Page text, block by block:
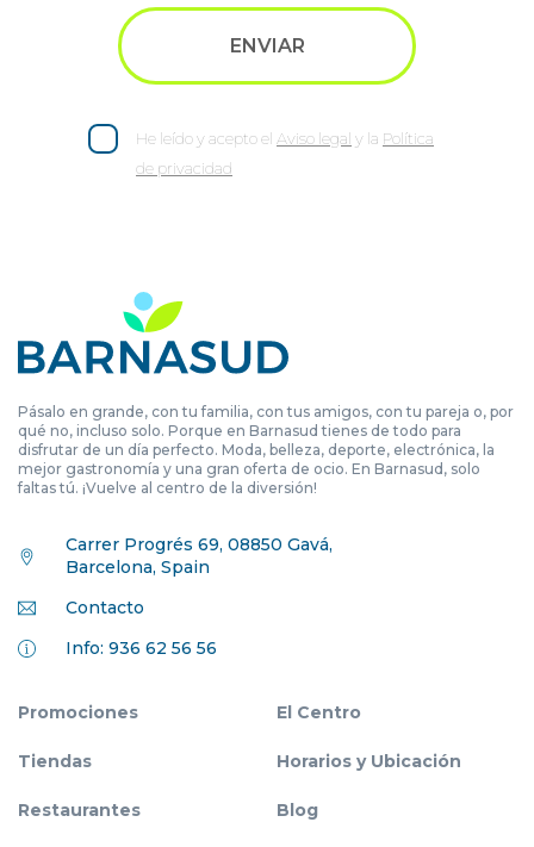
He leído y acepto el Aviso legal y la Política
de privacidad
Pásalo en grande, con tu familia, con tus amigos, con tu pareja o, por
qué no, incluso solo. Porque en Barnasud tienes de todo para
disfrutar de un día perfecto. Moda, belleza, deporte, electrónica, la
mejor gastronomía y una gran oferta de ocio. En Barnasud, solo
faltas tú. ¡Vuelve al centro de la diversión!
Carrer Progrés 69, 08850 Gavá,
Barcelona, Spain
Contacto
Info: 936 62 56 56
Promociones
Tiendas
Restaurantes
El Centro
Horarios y Ubicación
Blog